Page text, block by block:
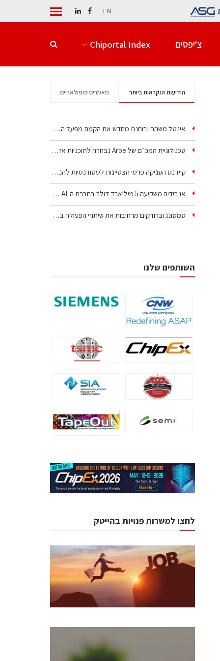
EN
צ'יפסים Chiportal Index
הידיעות הנקראות ביותר מאמרים פופולאריים
אינטל משהה ובוחנת מחדש את הקמת מפעל הענק שלה בקריית גת
טכנולוגיית המכ״ם של Arbe נבחרה לתוכניות אזרחיות וביטחוניות
קיידנס העניקה פרסי הצטיינות לסטודנטיות להנדסת חשמל ופיזיקה
אנבידיה משקיעה 5 מיליארד דולר בחברת ה-AI של איליה סוצקבר
סמסונג וברודקום מרחיבות את שיתוף הפעולה בשבבי AI…
השותפים שלנו
לחצו למשרות פנויות בהייטק